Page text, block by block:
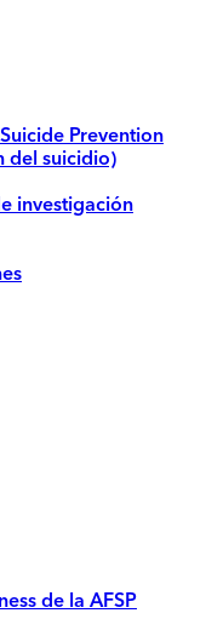
Prevention
del suicidio)
investigación
de la AFSP